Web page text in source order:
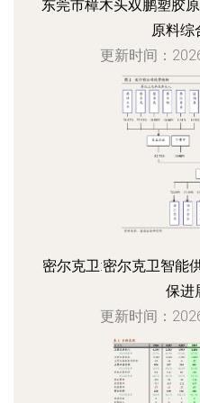
东莞市樟木头双鹏塑胶
原料综
更新时间：
密尔克卫:密尔克卫智能
保进
更新时间：